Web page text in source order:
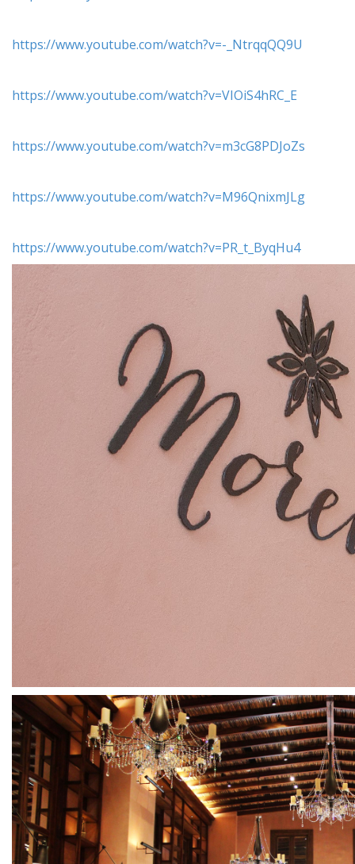
https://www.youtube.com/watch?v=-_NtrqqQQ9U
https://www.youtube.com/watch?v=VIOiS4hRC_E
https://www.youtube.com/watch?v=m3cG8PDJoZs
https://www.youtube.com/watch?v=M96QnixmJLg
https://www.youtube.com/watch?v=PR_t_ByqHu4